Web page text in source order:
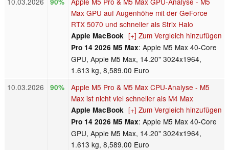
Max GPU auf Augenhöhe mit der GeForce
RTX 5070 und schneller als Strix Halo
[+] Zum Vergleich hinzufügen
Apple MacBook
Pro 14 2026 M5 Max: Apple M5 Max 40-Core
GPU, Apple M5 Max, 14.20" 3024x1964,
1.613 kg, 8,589.00 Euro
10.03.2026
90%
Apple M5 Pro & M5 Max CPU-Analyse - M5
Max ist nicht viel schneller als M4 Max
[+] Zum Vergleich hinzufügen
Apple MacBook
Pro 14 2026 M5 Max: Apple M5 Max 40-Core
GPU, Apple M5 Max, 14.20" 3024x1964,
1.613 kg, 8,589.00 Euro